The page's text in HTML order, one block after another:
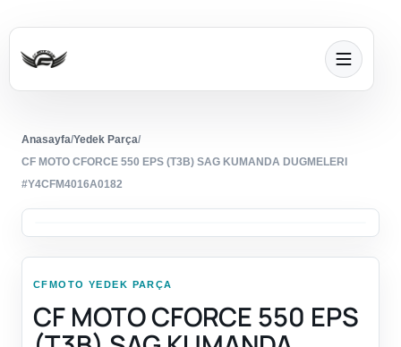
Anasayfa/Yedek Parça/
CF MOTO CFORCE 550 EPS (T3B) SAG KUMANDA DUGMELERI
#Y4CFM4016A0182
CFMOTO YEDEK PARÇA
CF MOTO CFORCE 550 EPS